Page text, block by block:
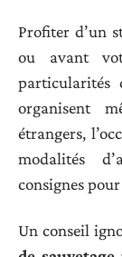
Profiter d’un
ou avant
particularités
organisent
étrangers,
modalités
consignes
Un conseil